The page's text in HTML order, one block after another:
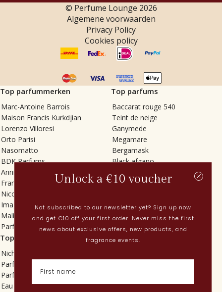
© Perfume Lounge 2026
Algemene voorwaarden
Privacy Policy
Cookies policy
Top parfummerken
Marc-Antoine Barrois
Maison Francis Kurkdjian
Lorenzo Villoresi
Orto Parisi
Nasomatto
BDK Parfums
Annindriya
Francesca Bianchi
Nicolaï
Imaginary Authors
Malin + Goetz
Parfums MDCI
Top parfums
Baccarat rouge 540
Teint de neige
Ganymede
Megamare
Bergamask
Black afgano
Gris charnel
Tilia
Vetiver Rain
In Love with Everything
Sticky Fingers
Top categorieën
Niche parfums
Parfums voor dames
Parfums voor heren
Eau de toilette
Actueel
Perfume Finder
Unlock a €10 voucher
Not subscribed to our newsletter yet? Sign up now
and get €10 off your first order. Never miss the first
news about exclusive offers, new products, and
fragrance events.